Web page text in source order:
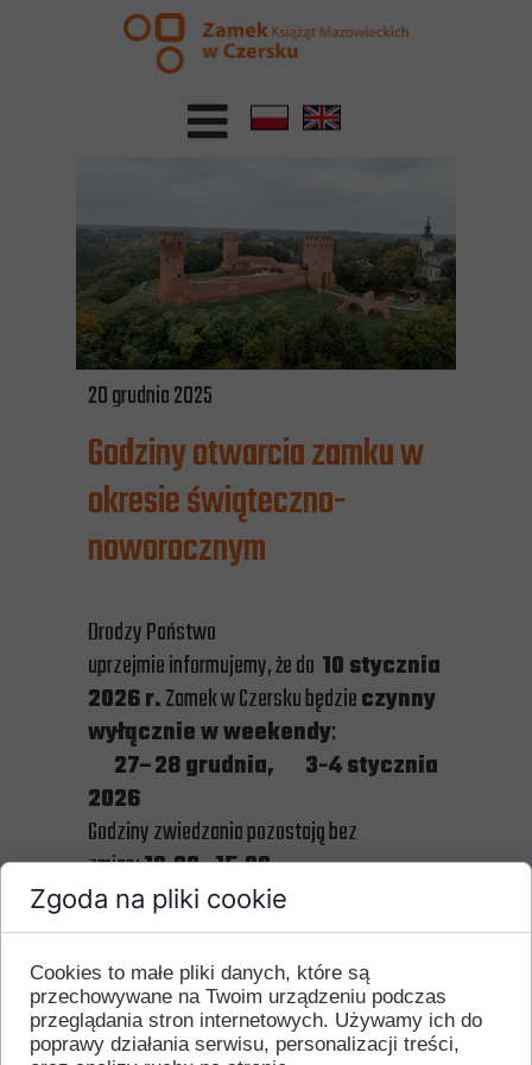
20 grudnia 2025
Godziny otwarcia zamku w
okresie świąteczno-
noworocznym
Drodzy Państwo
uprzejmie informujemy, że do 10 stycznia
2026 r.Zamek w Czersku będzieczynny
wyłącznie w weekendy:
27–28 grudnia,
3-4 stycznia
2026
Godziny zwiedzania pozostają bez
zmian:10.00–15.00.
W pozostałe dni zamek będzie nieczynny.
Dziękujemy za wyrozumiałość i zapraszamy
do odwiedzin
Zgoda na pliki cookie
Cookies to małe pliki danych, które są
przechowywane na Twoim urządzeniu podczas
przeglądania stron internetowych. Używamy ich do
poprawy działania serwisu, personalizacji treści,